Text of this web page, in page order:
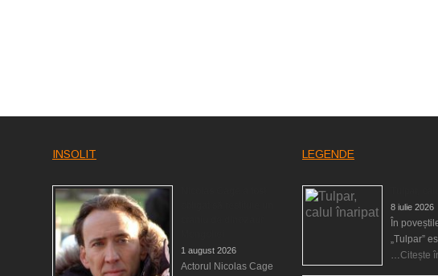
INSOLIT
1 august 2026
Actorul Nicolas Cage
LEGENDE
8 iulie 2026
În
„Tulpar”
…Citește